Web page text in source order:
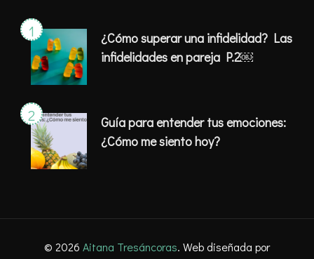
¿Cómo superar una infidelidad? Las
infidelidades en pareja P.2￼
Guía para entender tus emociones:
¿Cómo me siento hoy?
© 2026 Aitana Tresáncoras. Web diseñada por